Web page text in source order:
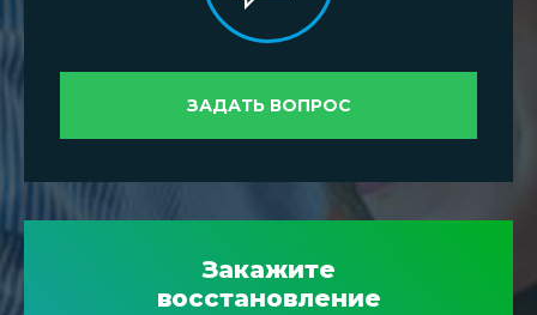
ЗАДАТЬ ВОПРОС
Закажите
восстановление